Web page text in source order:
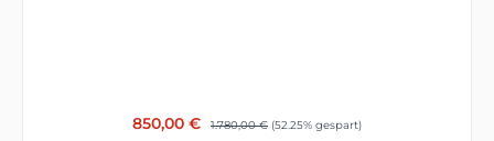
Verkaufspreis:
850,00 € Regulärer Preis:
1.780,00 € (52.25% gespart)